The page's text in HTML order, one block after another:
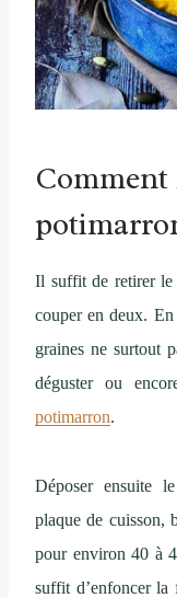
Il suffit de retirer le
couper en deux.
graines ne surtout
déguster ou
potimarron.
Déposer ensuite
plaque de cuisson,
pour environ 40 à
suffit d’enfoncer la